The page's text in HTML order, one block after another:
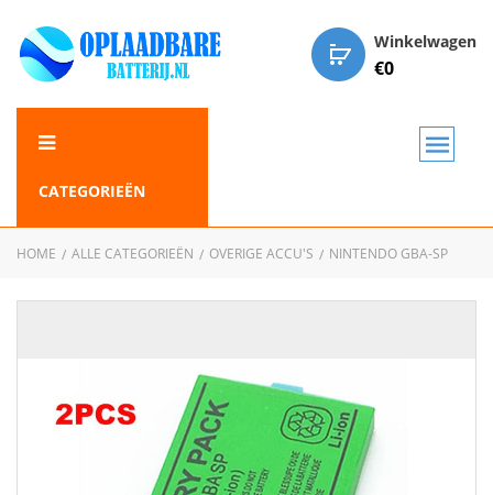
Winkelwagen
€0
CATEGORIEËN
HOME ALLE CATEGORIEËN OVERIGE ACCU'S NINTENDO GBA-SP